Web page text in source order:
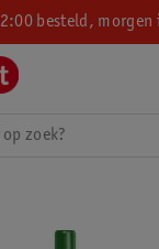
besteld, morgen